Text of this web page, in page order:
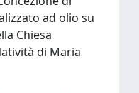
ad olio su
Chiesa
di Maria